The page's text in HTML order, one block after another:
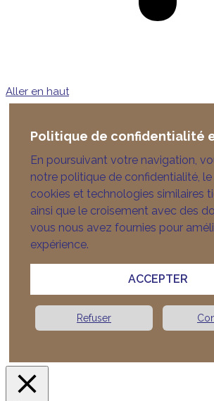
Aller en haut
Politique de confidentialité
En poursuivant votre navigation,
notre politique de confidentialité,
cookies et technologies similaires
ainsi que le croisement avec des
vous nous avez fournies pour
expérience.
ACCEPTER
Refuser